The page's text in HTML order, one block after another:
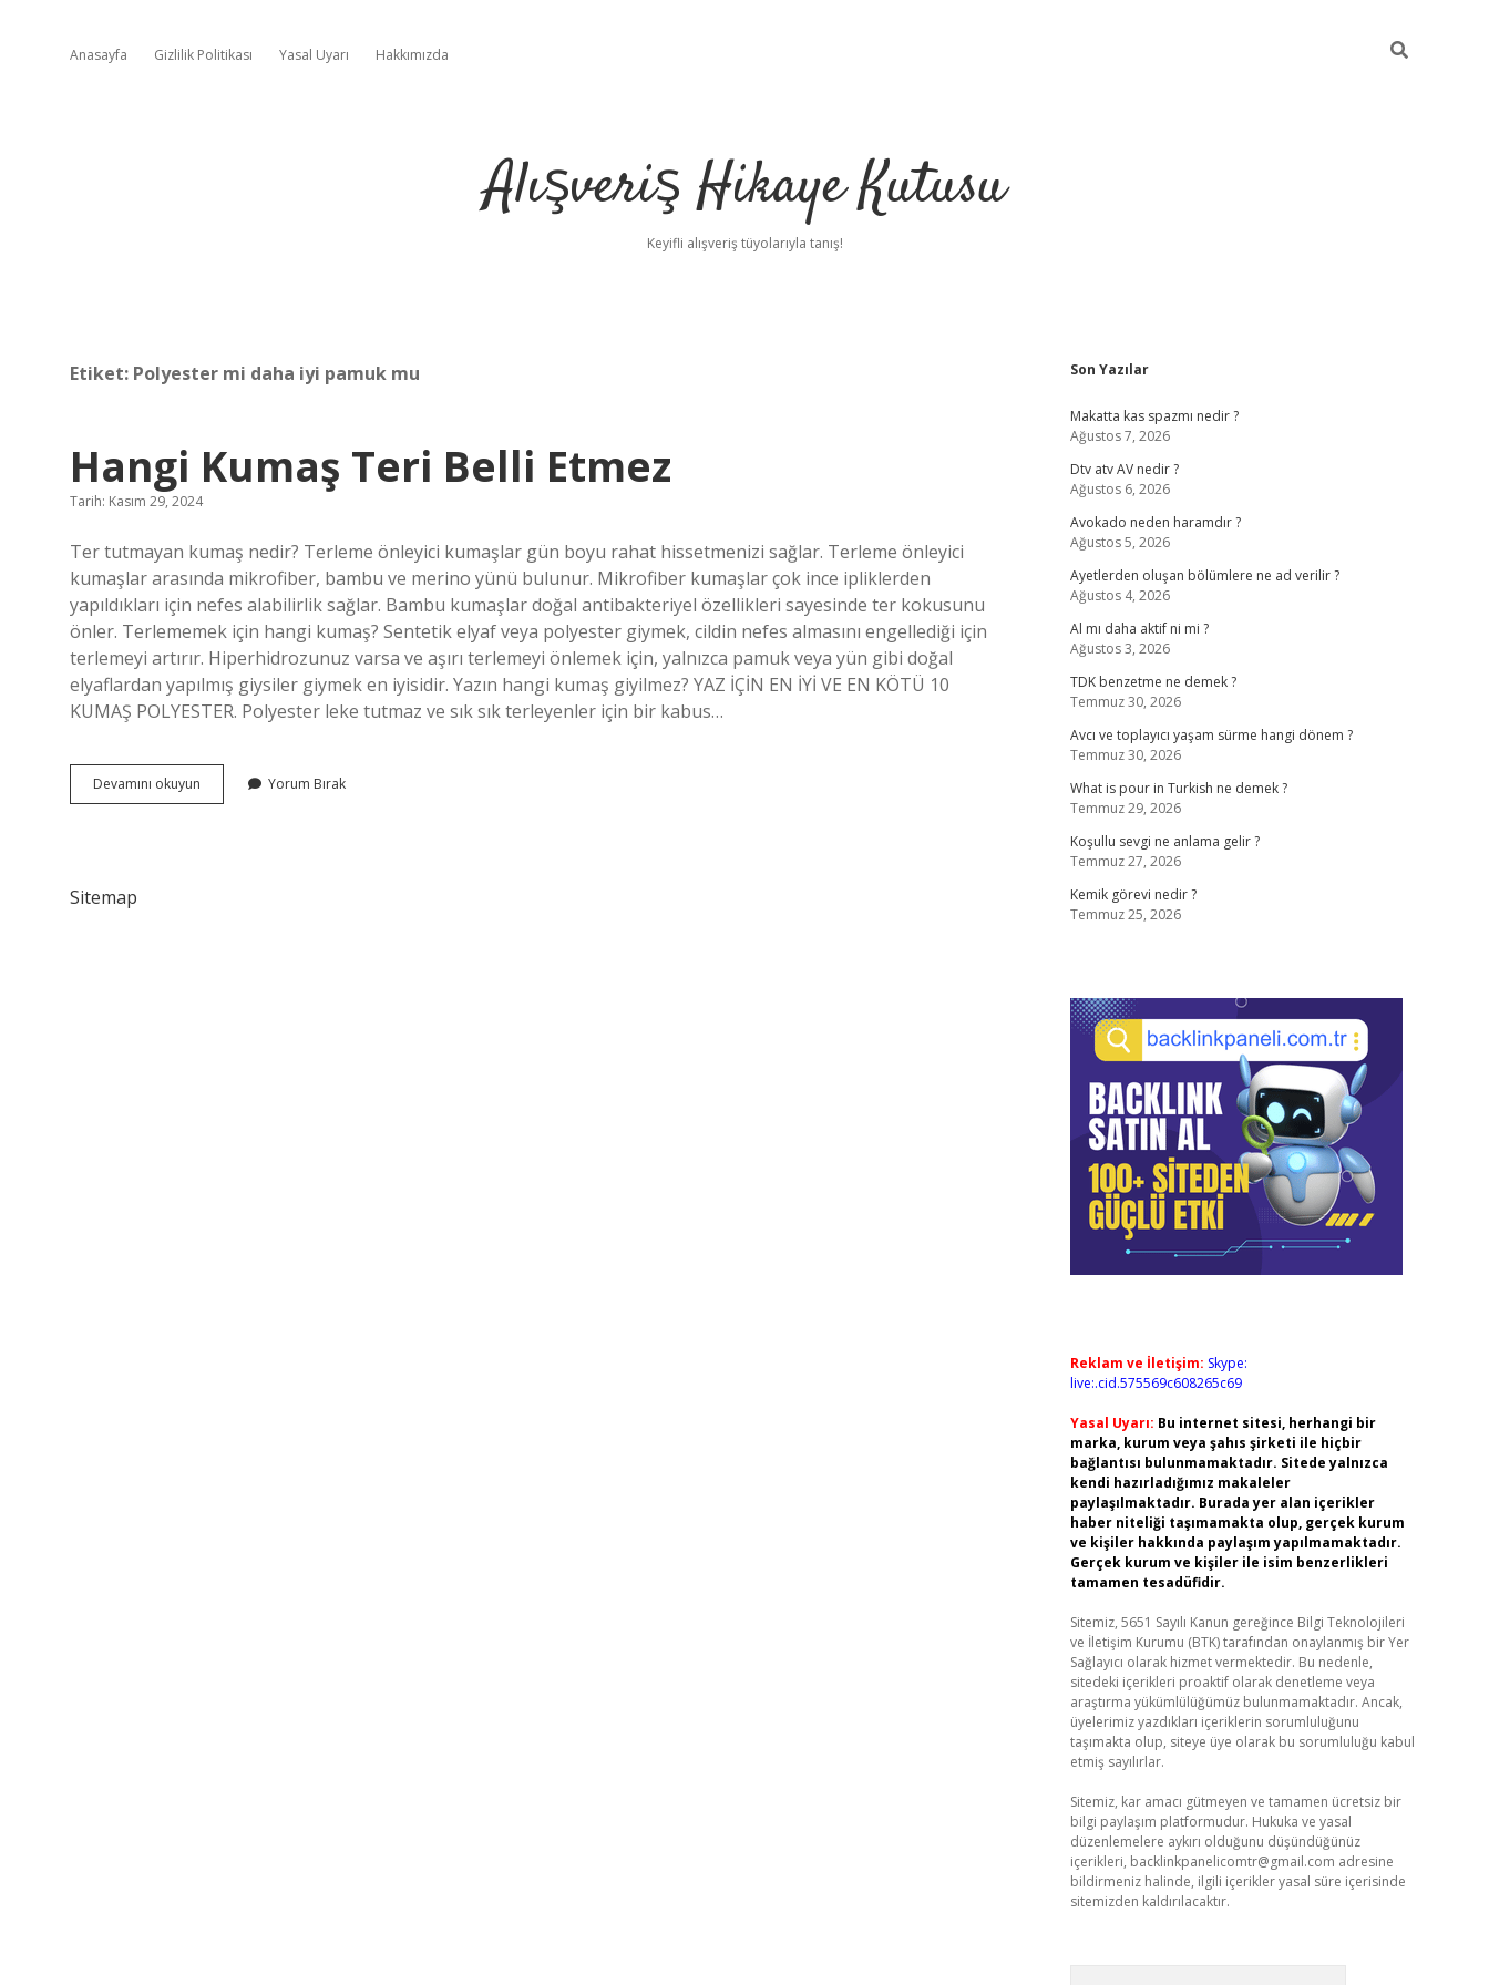
Anasayfa Gizlilik Politikası Yasal Uyarı Hakkımızda
Alışveriş Hikaye Kutusu
Keyifli alışveriş tüyolarıyla tanış!
Etiket: Polyester mi daha iyi pamuk mu
Hangi Kumaş Teri Belli Etmez
Tarih: Kasım 29, 2024
Ter tutmayan kumaş nedir? Terleme önleyici kumaşlar gün boyu rahat hissetmenizi sağlar. Terleme önleyici
kumaşlar arasında mikrofiber, bambu ve merino yünü bulunur. Mikrofiber kumaşlar çok ince ipliklerden
yapıldıkları için nefes alabilirlik sağlar. Bambu kumaşlar doğal antibakteriyel özellikleri sayesinde ter kokusunu
önler. Terlememek için hangi kumaş? Sentetik elyaf veya polyester giymek, cildin nefes almasını engellediği için
terlemeyi artırır. Hiperhidrozunuz varsa ve aşırı terlemeyi önlemek için, yalnızca pamuk veya yün gibi doğal
elyaflardan yapılmış giysiler giymek en iyisidir. Yazın hangi kumaş giyilmez? YAZ İÇİN EN İYİ VE EN KÖTÜ 10
KUMAŞ POLYESTER. Polyester leke tutmaz ve sık sık terleyenler için bir kabus…
Devamını okuyun
Kumaş
Yorum Bırak
Sitemap
Sidebar
Son Yazılar
Makatta kas spazmı nedir ?
Ağustos 7, 2026
Dtv atv AV nedir ?
Ağustos 6, 2026
Avokado neden haramdır ?
Ağustos 5, 2026
Ayetlerden oluşan bölümlere ne ad verilir ?
Ağustos 4, 2026
Al mı daha aktif ni mi ?
Ağustos 3, 2026
TDK benzetme ne demek ?
Temmuz 30, 2026
Avcı ve toplayıcı yaşam sürme hangi dönem ?
Temmuz 30, 2026
What is pour in Turkish ne demek ?
Temmuz 29, 2026
Koşullu sevgi ne anlama gelir ?
Temmuz 27, 2026
Kemik görevi nedir ?
Temmuz 25, 2026
Reklam ve İletişim: Skype:
live:.cid.575569c608265c69
Yasal Uyarı: Bu internet sitesi, herhangi bir
marka, kurum veya şahıs şirketi ile hiçbir
bağlantısı bulunmamaktadır. Sitede yalnızca
kendi hazırladığımız makaleler
paylaşılmaktadır. Burada yer alan içerikler
haber niteliği taşımamakta olup, gerçek kurum
ve kişiler hakkında paylaşım yapılmamaktadır.
Gerçek kurum ve kişiler ile isim benzerlikleri
tamamen tesadüfidir.
Sitemiz, 5651 Sayılı Kanun gereğince Bilgi Teknolojileri
ve İletişim Kurumu (BTK) tarafından onaylanmış bir Yer
Sağlayıcı olarak hizmet vermektedir. Bu nedenle,
sitedeki içerikleri proaktif olarak denetleme veya
araştırma yükümlülüğümüz bulunmamaktadır. Ancak,
üyelerimiz yazdıkları içeriklerin sorumluluğunu
taşımakta olup, siteye üye olarak bu sorumluluğu kabul
etmiş sayılırlar.
Sitemiz, kar amacı gütmeyen ve tamamen ücretsiz bir
bilgi paylaşım platformudur. Hukuka ve yasal
düzenlemelere aykırı olduğunu düşündüğünüz
içerikleri, backlinkpanelicomtr@gmail.com adresine
bildirmeniz halinde, ilgili içerikler yasal süre içerisinde
sitemizden kaldırılacaktır.